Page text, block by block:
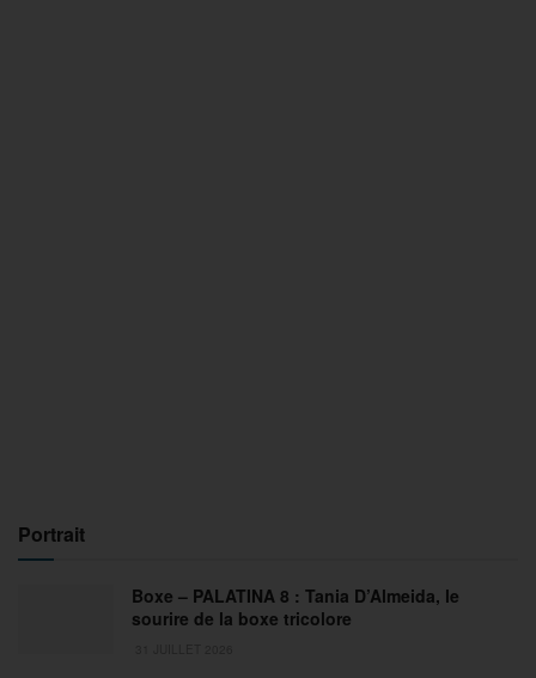
Portrait
Boxe – PALATINA 8 : Tania D’Almeida, le
sourire de la boxe tricolore